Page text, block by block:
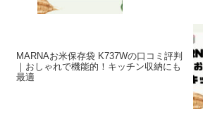
MARNAお米保存袋 K737Wの口コミ評判
｜おしゃれで機能的！キッチン収納にも
最適